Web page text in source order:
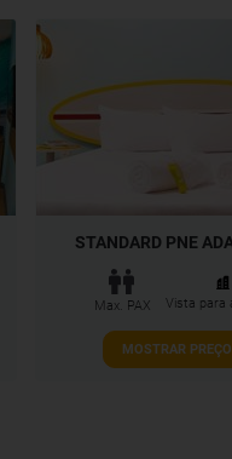
STANDARD PNE
Max. PAX Vista para
MOSTRAR